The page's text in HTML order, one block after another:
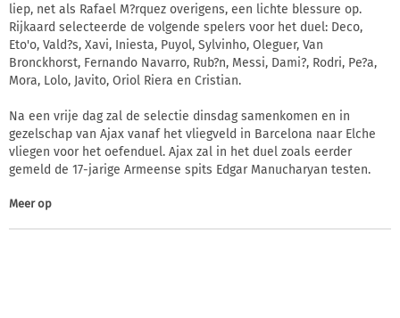
liep, net als Rafael M?rquez overigens, een lichte blessure op.
Rijkaard selecteerde de volgende spelers voor het duel: Deco,
Eto'o, Vald?s, Xavi, Iniesta, Puyol, Sylvinho, Oleguer, Van
Bronckhorst, Fernando Navarro, Rub?n, Messi, Dami?, Rodri, Pe?a,
Mora, Lolo, Javito, Oriol Riera en Cristian.
Na een vrije dag zal de selectie dinsdag samenkomen en in
gezelschap van Ajax vanaf het vliegveld in Barcelona naar Elche
vliegen voor het oefenduel. Ajax zal in het duel zoals eerder
gemeld de 17-jarige Armeense spits Edgar Manucharyan testen.
Meer op